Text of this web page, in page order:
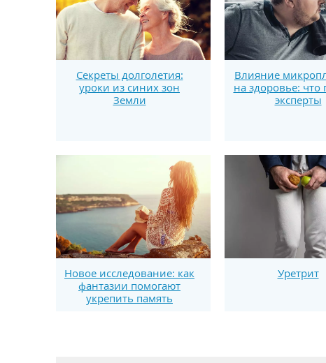
Секреты долголетия:
уроки из синих зон
Земли
Влияние
на здоровье: что
эксперты
Новое исследование: как
фантазии помогают
укрепить память
Уретрит